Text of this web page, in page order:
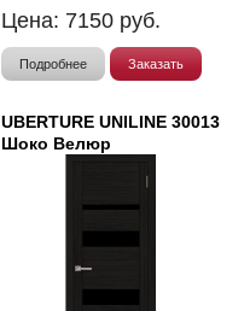
Цена: 7150 руб.
Подробнее Заказать
UBERTURE UNILINE 30013
Шоко Велюр